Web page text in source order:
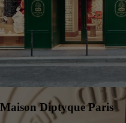
trabajando junto con algunas de
Francia y Europa, como el taller
Descubrir más
Maison Diptyque Paris